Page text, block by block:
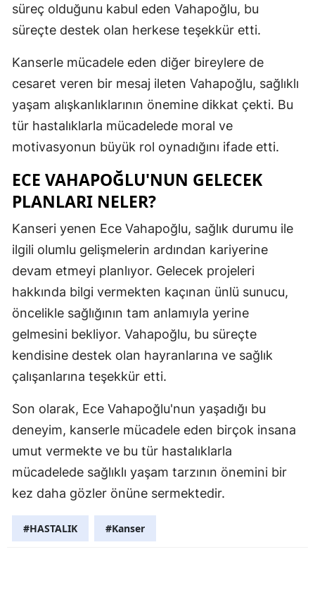
Manisa
Muğla
Niğde
Rize
Sinop
Trabzon
süreç olduğunu kabul eden Vahapoğlu, bu
süreçte destek olan herkese teşekkür etti.
Kanserle mücadele eden diğer bireylere de
cesaret veren bir mesaj ileten Vahapoğlu, sağlıklı
yaşam alışkanlıklarının önemine dikkat çekti. Bu
tür hastalıklarla mücadelede moral ve
motivasyonun büyük rol oynadığını ifade etti.
ECE VAHAPOĞLU'NUN GELECEK
PLANLARI NELER?
Kanseri yenen Ece Vahapoğlu, sağlık durumu ile
ilgili olumlu gelişmelerin ardından kariyerine
devam etmeyi planlıyor. Gelecek projeleri
hakkında bilgi vermekten kaçınan ünlü sunucu,
öncelikle sağlığının tam anlamıyla yerine
gelmesini bekliyor. Vahapoğlu, bu süreçte
kendisine destek olan hayranlarına ve sağlık
çalışanlarına teşekkür etti.
Son olarak, Ece Vahapoğlu'nun yaşadığı bu
deneyim, kanserle mücadele eden birçok insana
umut vermekte ve bu tür hastalıklarla
mücadelede sağlıklı yaşam tarzının önemini bir
kez daha gözler önüne sermektedir.
#HASTALIK #Kanser